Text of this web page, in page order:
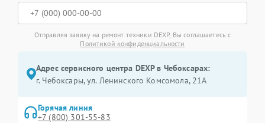
Отправляя заявку на ремонт техники DEXP, Вы соглашаетесь с
Политикой конфиденциальности
Адрес сервисного центра DEXP в Чебоксарах:
г. Чебоксары, ул. Ленинского Комсомола, 21А
Горячая линия
+7 (800) 301-55-83